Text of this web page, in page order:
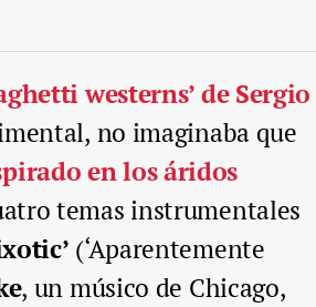
westerns’ de Sergio
no imaginaba que
en los áridos
temas instrumentales
(‘Aparentemente
, un músico de Chicago,